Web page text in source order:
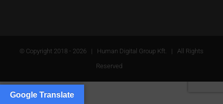
© Copyright 2018 - 2026 | Human Digital Group Kft. | All Rights
Reserved
Google Translate